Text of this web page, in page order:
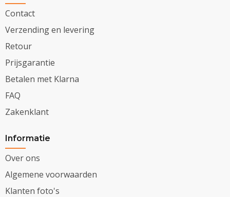
Contact
Verzending en levering
Retour
Prijsgarantie
Betalen met Klarna
FAQ
Zakenklant
Informatie
Over ons
Algemene voorwaarden
Klanten foto's